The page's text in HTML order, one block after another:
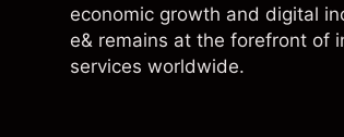
economic growth and digital
e& remains at the forefront of
services worldwide.